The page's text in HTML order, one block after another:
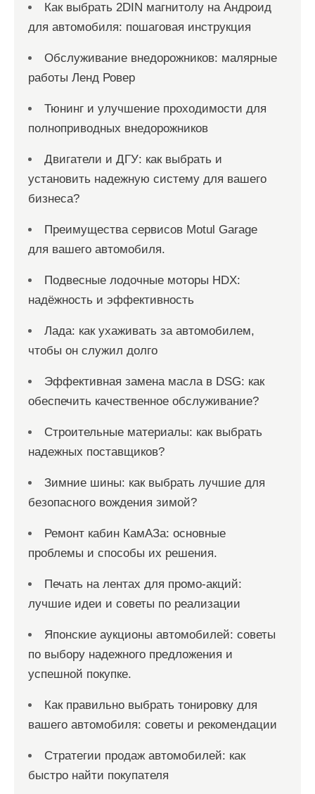
Как выбрать 2DIN магнитолу на Андроид
для автомобиля: пошаговая инструкция
Обслуживание внедорожников: малярные
работы Ленд Ровер
Тюнинг и улучшение проходимости для
полноприводных внедорожников
Двигатели и ДГУ: как выбрать и
установить надежную систему для вашего
бизнеса?
Преимущества сервисов Motul Garage
для вашего автомобиля.
Подвесные лодочные моторы HDX:
надёжность и эффективность
Лада: как ухаживать за автомобилем,
чтобы он служил долго
Эффективная замена масла в DSG: как
обеспечить качественное обслуживание?
Строительные материалы: как выбрать
надежных поставщиков?
Зимние шины: как выбрать лучшие для
безопасного вождения зимой?
Ремонт кабин КамАЗа: основные
проблемы и способы их решения.
Печать на лентах для промо-акций:
лучшие идеи и советы по реализации
Японские аукционы автомобилей: советы
по выбору надежного предложения и
успешной покупке.
Как правильно выбрать тонировку для
вашего автомобиля: советы и рекомендации
Стратегии продаж автомобилей: как
быстро найти покупателя